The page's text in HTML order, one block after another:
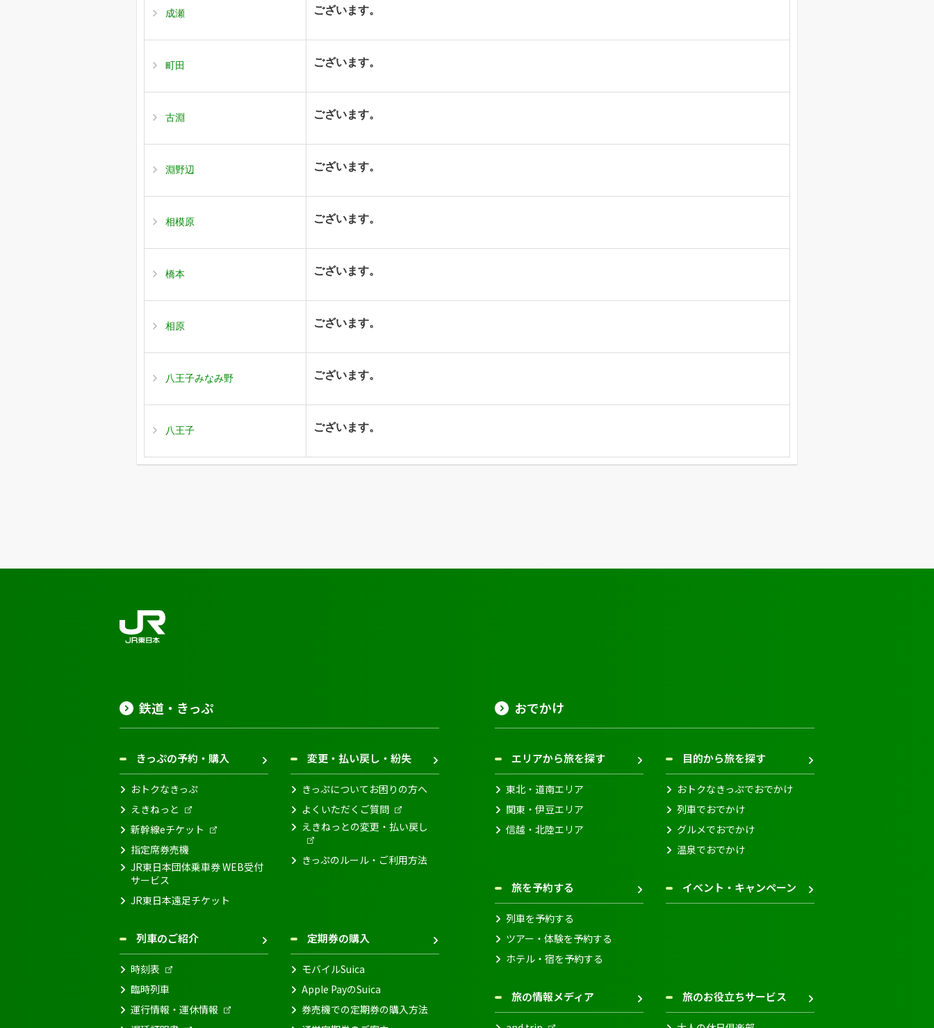
成瀬 ございます。
町田 ございます。
古淵 ございます。
淵野辺 ございます。
相模原 ございます。
橋本 ございます。
相原 ございます。
八王子みなみ野 ございます。
八王子 ございます。
鉄道・きっぷ
きっぷの予約・購入
おトクなきっぷ
えきねっと
新幹線eチケット
指定席券売機
JR東日本団体乗車券 WEB受付
サービス
JR東日本遠足チケット
変更・払い戻し・紛失
きっぷについてお困りの方へ
よくいただくご質問
えきねっとの変更・払い戻し
きっぷのルール・ご利用方法
列車のご紹介
時刻表
臨時列車
運行情報・運休情報
定期券の購入
モバイルSuica
Apple PayのSuica
券売機での定期券の購入方法
おでかけ
エリアから旅を探す
東北・道南エリア
関東・伊豆エリア
信越・北陸エリア
目的から旅を探す
おトクなきっぷでおでかけ
列車でおでかけ
グルメでおでかけ
温泉でおでかけ
旅を予約する
列車を予約する
ツアー・体験を予約する
ホテル・宿を予約する
イベント・キャンペーン
旅の情報メディア 旅のお役立ちサービス